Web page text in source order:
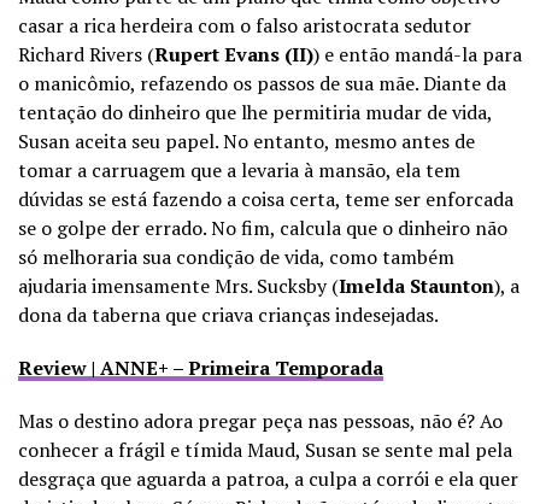
casar a rica herdeira com o falso aristocrata sedutor
Richard Rivers (Rupert Evans (II)) e então mandá-la para
o manicômio, refazendo os passos de sua mãe. Diante da
tentação do dinheiro que lhe permitiria mudar de vida,
Susan aceita seu papel. No entanto, mesmo antes de
tomar a carruagem que a levaria à mansão, ela tem
dúvidas se está fazendo a coisa certa, teme ser enforcada
se o golpe der errado. No fim, calcula que o dinheiro não
só melhoraria sua condição de vida, como também
ajudaria imensamente Mrs. Sucksby (Imelda Staunton), a
dona da taberna que criava crianças indesejadas.
Review | ANNE+ – Primeira Temporada
Mas o destino adora pregar peça nas pessoas, não é? Ao
conhecer a frágil e tímida Maud, Susan se sente mal pela
desgraça que aguarda a patroa, a culpa a corrói e ela quer